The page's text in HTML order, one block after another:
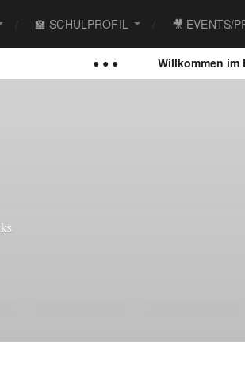
🏫 SCHULPROFIL 🎥 EVENTS/
Willkommen im Erasmus-